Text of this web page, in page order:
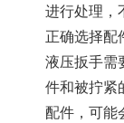
进行处理，
正确选择配
液压扳手需
件和被拧紧
配件，可能